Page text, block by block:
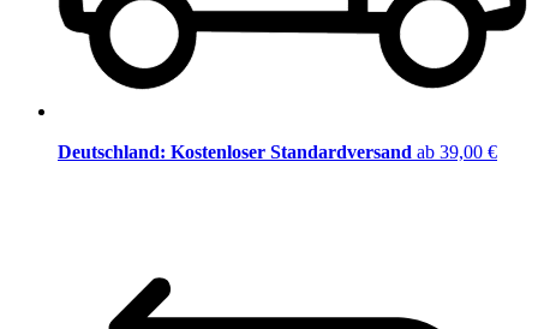
Deutschland: Kostenloser Standardversand ab 39,00 €